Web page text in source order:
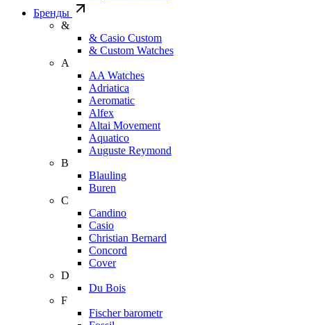
Бренды
&
& Casio Custom
& Custom Watches
A
AA Watches
Adriatica
Aeromatic
Alfex
Altai Movement
Aquatico
Auguste Reymond
B
Blauling
Buren
C
Candino
Casio
Christian Bernard
Concord
Cover
D
Du Bois
F
Fischer barometr